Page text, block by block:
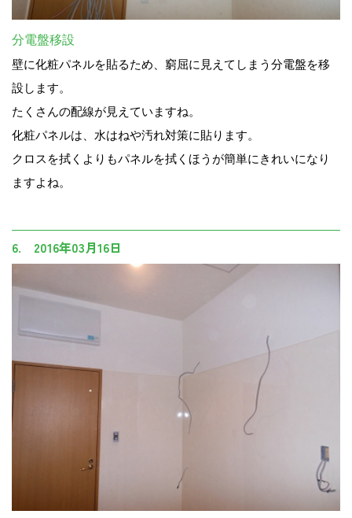
分電盤移設
壁に化粧パネルを貼るため、窮屈に見えてしまう分電盤を移
設します。
たくさんの配線が見えていますね。
化粧パネルは、水はねや汚れ対策に貼ります。
クロスを拭くよりもパネルを拭くほうが簡単にきれいになり
ますよね。
6. 2016年03月16日